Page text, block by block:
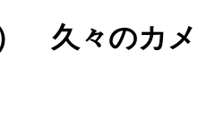
久々のカメ